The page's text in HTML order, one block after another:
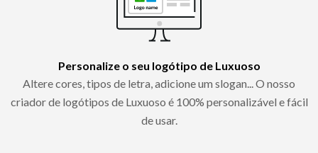
Personalize o seu logótipo de Luxuoso
Altere cores, tipos de letra, adicione um slogan... O nosso
criador de logótipos de Luxuoso é 100% personalizável e fácil
de usar.